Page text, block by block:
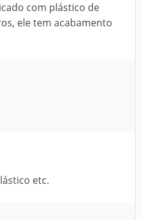
com plástico de
ele tem acabamento
etc.